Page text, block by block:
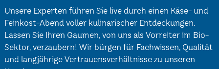
Unsere Experten führen Sie live durch einen Käse- und
Feinkost-Abend voller kulinarischer Entdeckungen.
Lassen Sie Ihren Gaumen, von uns als Vorreiter im Bio-
Sektor, verzaubern! Wir bürgen für Fachwissen, Qualität
und langjährige Vertrauensverhältnisse zu unseren